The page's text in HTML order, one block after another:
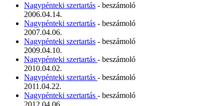
Nagypénteki szertartás - beszámoló
2006.04.14.
Nagypénteki szertartás - beszámoló
2007.04.06.
Nagypénteki szertartás - beszámoló
2009.04.10.
Nagypénteki szertartás - beszámoló
2010.04.02.
Nagypénteki szertartás - beszámoló
2011.04.22.
Nagypénteki szertartás - beszámoló
2012.04.06.